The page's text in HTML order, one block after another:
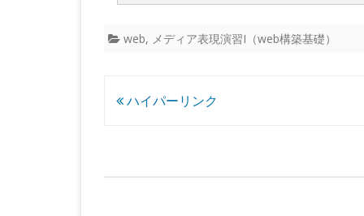
ス
web, メディア表現演習I（web構築基礎）
投ハイパーリンク